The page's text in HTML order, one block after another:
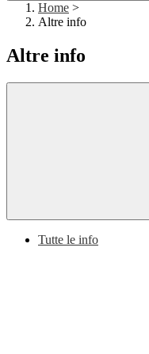
Home >
Altre info
Altre info
Tutte le info